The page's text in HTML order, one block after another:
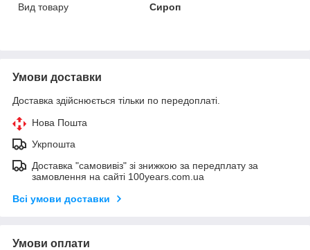
Вид товару
Сироп
Умови доставки
Доставка здійснюється тільки по передоплаті.
Нова Пошта
Укрпошта
Доставка "самовивіз" зі знижкою за передплату за
замовлення на сайті 100years.com.ua
Всі умови доставки
Умови оплати